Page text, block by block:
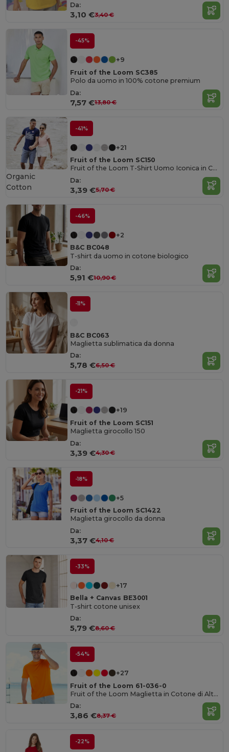
Da:
3,10 €3,40 €
-45%
+9
Fruit of the Loom SC385
Polo da uomo in 100% cotone premium
Da:
7,57 €13,80 €
-41%
+21
Fruit of the Loom SC150
Fruit of the Loom T-Shirt Uomo Iconica in Cotone Pettinato
Da:
3,39 €5,70 €
Organic
Cotton
-46%
+2
B&C BC048
T-shirt da uomo in cotone biologico
Da:
5,91 €10,90 €
-11%
B&C BC063
Maglietta sublimatica da donna
Da:
5,78 €6,50 €
-21%
+19
Fruit of the Loom SC151
Maglietta girocollo 150
Da:
3,39 €4,30 €
-18%
+5
Fruit of the Loom SC1422
Maglietta girocollo da donna
Da:
3,37 €4,10 €
-33%
+17
Bella + Canvas BE3001
T-shirt cotone unisex
Da:
5,79 €8,60 €
-54%
+27
Fruit of the Loom 61-036-0
Fruit of the Loom Maglietta in Cotone di Alta Qualità e Comfort
Da:
3,86 €8,37 €
-22%